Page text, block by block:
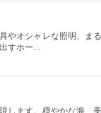
やオシャレな照明、ま
すホー...
します。穏やかな海、